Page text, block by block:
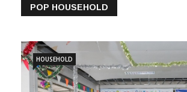
POP HOUSEHOLD
HOUSEHOLD